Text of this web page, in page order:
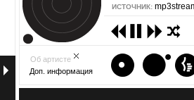
ИСТОЧНИК:
Об артисте
Доп. информация